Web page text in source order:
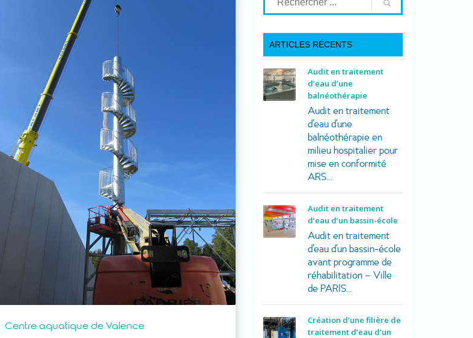
Centre aquatique de Valence
ARTICLES RÉCENTS
Audit en traitement
d’eau d’une
balnéothérapie
Audit en traitement
d’eau d’une
balnéothérapie en
milieu hospitalier pour
mise en conformité
ARS...
Audit en traitement
d’eau d’un bassin-école
Audit en traitement
d’eau d’un bassin-école
avant programme de
réhabilitation – Ville
de PARIS...
Création d’une filière de
traitement d’eau d’un